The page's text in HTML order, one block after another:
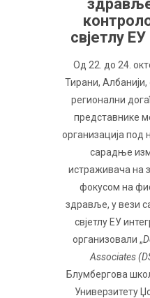
свјетлу ЕУ
Од 22. до 24.
Тирани,
регионални
представнике
организација
сарадње
истраживача на
фокусом на
здравље, у вези
свјетлу ЕУ
организовали „
Associates
Блумбергова
Универзитету